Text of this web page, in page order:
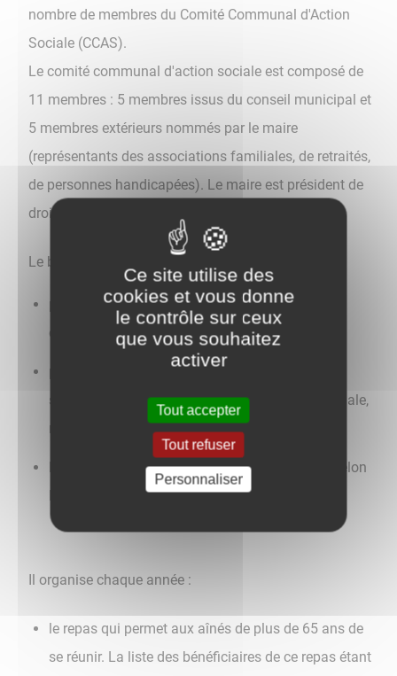
nombre de membres du Comité Communal d'Action
Sociale (CCAS).
Le comité communal d'action sociale est composé de
11 membres : 5 membres issus du conseil municipal et
5 membres extérieurs nommés par le maire
(représentants des associations familiales, de retraités,
de personnes handicapées). Le maire est président de
droit.
Le budget du CCAS intervient:
pour tout problème d'ordre social connu sur la
commune
pour demander l'intervention d'une assistante
sociale auprès du conseil général (Unité Territoriale,
route de Perrigny à Auxerre)
lors du voyage scolaire de l'école élémentaire selon
les ressources familiales
Il organise chaque année :
le repas qui permet aux aînés de plus de 65 ans de
se réunir. La liste des bénéficiaires de ce repas étant
Ce site utilise des
cookies et vous donne
le contrôle sur ceux
que vous souhaitez
activer
Tout accepter
Tout refuser
Personnaliser